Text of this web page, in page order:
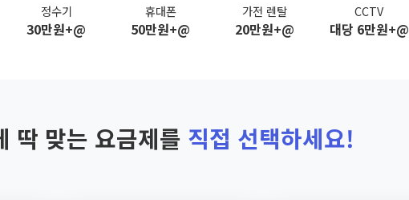
정수기
30만원+@
휴대폰
50만원+@
가전 렌탈
20만원+@
CCTV
대당 6만원+@
딱 맞는 요금제를 직접 선택하세요!